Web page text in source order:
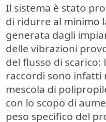
Il sistema è stato
di ridurre al minimo
generata dagli
delle vibrazioni
del flusso di scarico:
raccordi sono infatti
mescola di
con lo scopo di
peso specifico del